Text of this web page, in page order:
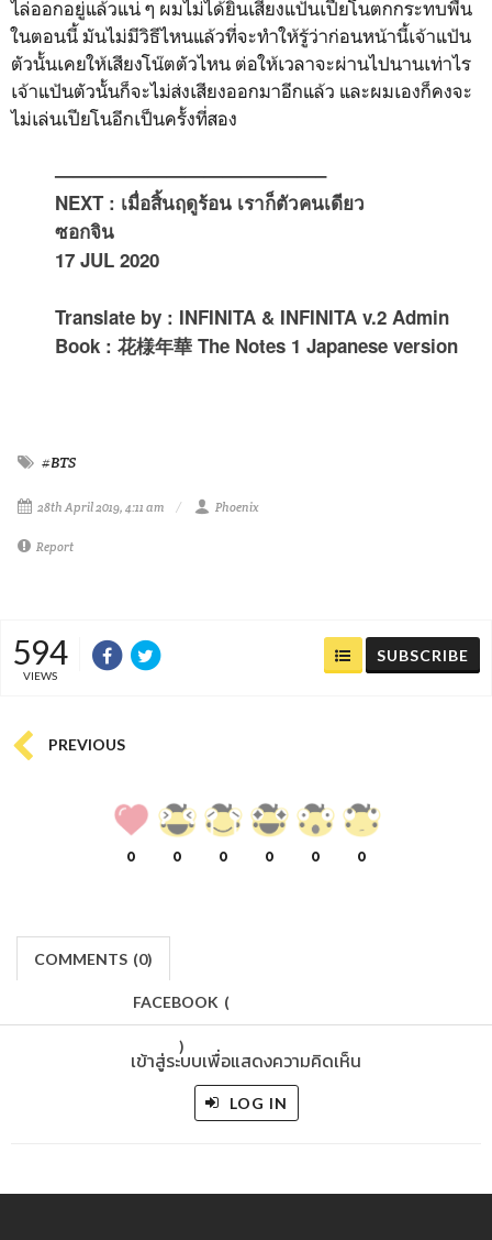
ไล่ออกอยู่แล้วแน่ ๆ ผมไม่ได้ยินเสียงแป้นเปียโนตกกระทบพื้น
ในตอนนี้ มันไม่มีวิธีไหนแล้วที่จะทำให้รู้ว่าก่อนหน้านี้เจ้าแป้น
ตัวนั้นเคยให้เสียงโน๊ตตัวไหน ต่อให้เวลาจะผ่านไปนานเท่าไร
เจ้าแป้นตัวนั้นก็จะไม่ส่งเสียงออกมาอีกแล้ว และผมเองก็คงจะ
ไม่เล่นเปียโนอีกเป็นครั้งที่สอง
——————————————–
NEXT : เมื่อสิ้นฤดูร้อน เราก็ตัวคนเดียว
ซอกจิน
17 JUL 2020
Translate by : INFINITA & INFINITA v.2 Admin
Book : 花様年華 The Notes 1 Japanese version
#BTS
28th April 2019, 4:11 am Phoenix
Report
594
VIEWS
SUBSCRIBE
PREVIOUS
0 0 0 0 0 0
COMMENTS (0)
FACEBOOK (
)
เข้าสู่ระบบเพื่อแสดงความคิดเห็น
LOG IN